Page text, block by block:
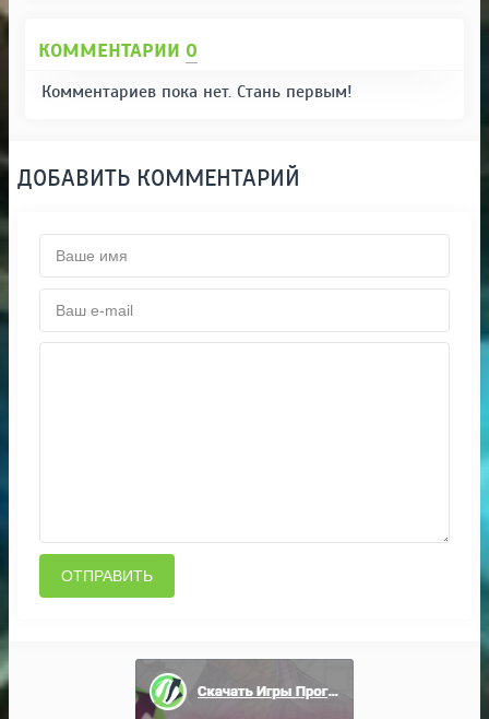
КОММЕНТАРИИ 0
Комментариев пока нет. Стань первым!
ДОБАВИТЬ КОММЕНТАРИЙ
ОТПРАВИТЬ